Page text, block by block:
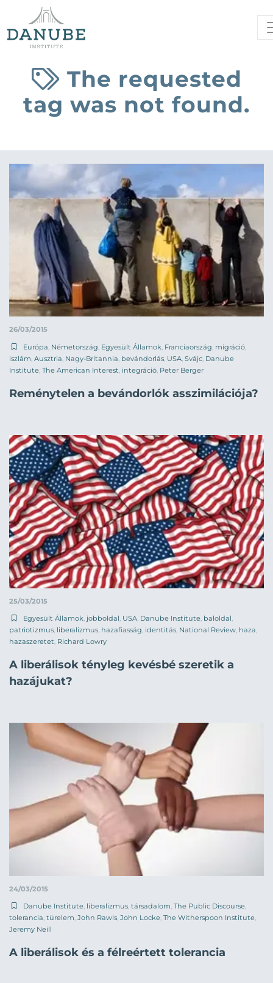
The requested
tag was not found.
26/03/2015
Európa Németország Egyesült Államok Franciaország migráció
iszlám Ausztria Nagy-Britannia bevándorlás USA Svájc Danube
Institute The American Interest integráció Peter Berger
Reménytelen a bevándorlók asszimilációja?
25/03/2015
Egyesült Államok jobboldal USA Danube Institute baloldal
patriotizmus liberalizmus hazafiasság identitás National Review haza
hazaszeretet Richard Lowry
A liberálisok tényleg kevésbé szeretik a
hazájukat?
24/03/2015
Danube Institute, liberalizmus, társadalom, The Public Discourse,
tolerancia, türelem, John Rawls, John Locke, The Witherspoon Institute,
Jeremy Neill
A liberálisok és a félreértett tolerancia